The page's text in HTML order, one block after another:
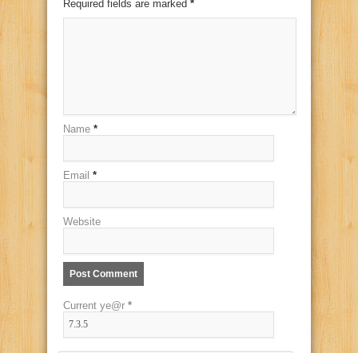
Required fields are marked *
Name *
Email *
Website
Current ye@r *